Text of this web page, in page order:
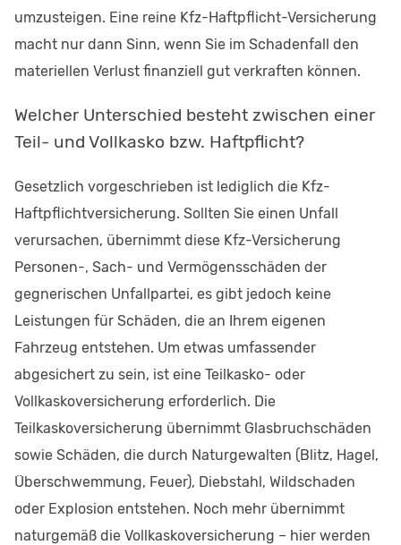
umzusteigen. Eine reine Kfz-Haftpflicht-Versicherung
macht nur dann Sinn, wenn Sie im Schadenfall den
materiellen Verlust finanziell gut verkraften können.
Welcher Unterschied besteht zwischen einer
Teil- und Vollkasko bzw. Haftpflicht?
Gesetzlich vorgeschrieben ist lediglich die Kfz-
Haftpflichtversicherung. Sollten Sie einen Unfall
verursachen, übernimmt diese Kfz-Versicherung
Personen-, Sach- und Vermögensschäden der
gegnerischen Unfallpartei, es gibt jedoch keine
Leistungen für Schäden, die an Ihrem eigenen
Fahrzeug entstehen. Um etwas umfassender
abgesichert zu sein, ist eine Teilkasko- oder
Vollkaskoversicherung erforderlich. Die
Teilkaskoversicherung übernimmt Glasbruchschäden
sowie Schäden, die durch Naturgewalten (Blitz, Hagel,
Überschwemmung, Feuer), Diebstahl, Wildschaden
oder Explosion entstehen. Noch mehr übernimmt
naturgemäß die Vollkaskoversicherung – hier werden